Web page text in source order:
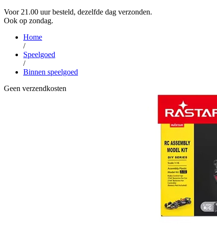
Voor 21.00 uur besteld, dezelfde dag verzonden.
Ook op zondag.
Home
/
Speelgoed
/
Binnen speelgoed
Geen verzendkosten